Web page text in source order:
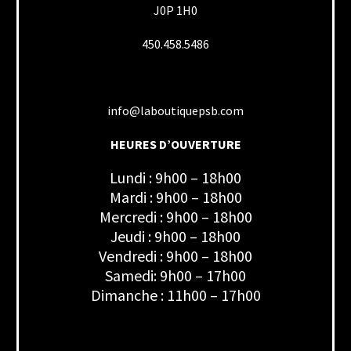
J0P 1H0
450.458.5486
info@laboutiquepsb.com
HEURES D’OUVERTURE
Lundi : 9h00 – 18h00
Mardi : 9h00 – 18h00
Mercredi : 9h00 – 18h00
Jeudi : 9h00 – 18h00
Vendredi : 9h00 – 18h00
Samedi: 9h00 – 17h00
Dimanche : 11h00 – 17h00